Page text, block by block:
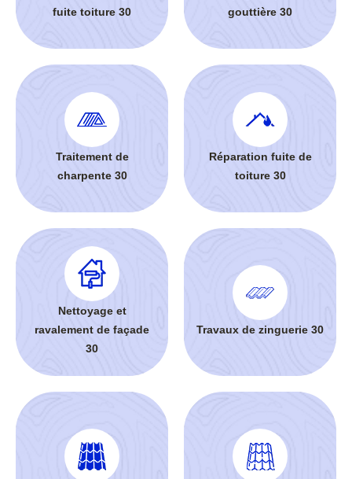
fuite toiture 30
gouttière 30
Traitement de
charpente 30
Réparation fuite de
toiture 30
Nettoyage et
ravalement de façade
30
Travaux de zinguerie 30